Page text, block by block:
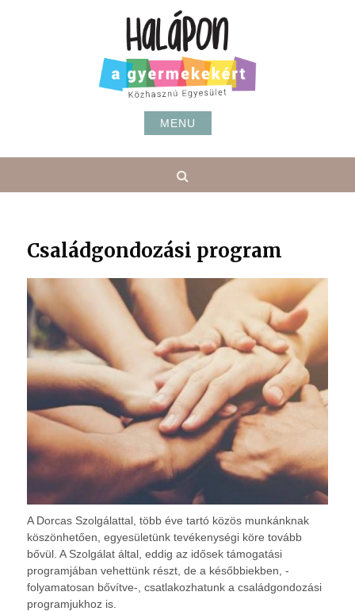
MENU
Családgondozási program
A Dorcas Szolgálattal, több éve tartó közös munkánknak
köszönhetően, egyesületünk tevékenységi köre tovább
bővül. A Szolgálat által, eddig az idősek támogatási
programjában vehettünk részt, de a későbbiekben, -
folyamatosan bővítve-, csatlakozhatunk a családgondozási
programjukhoz is.